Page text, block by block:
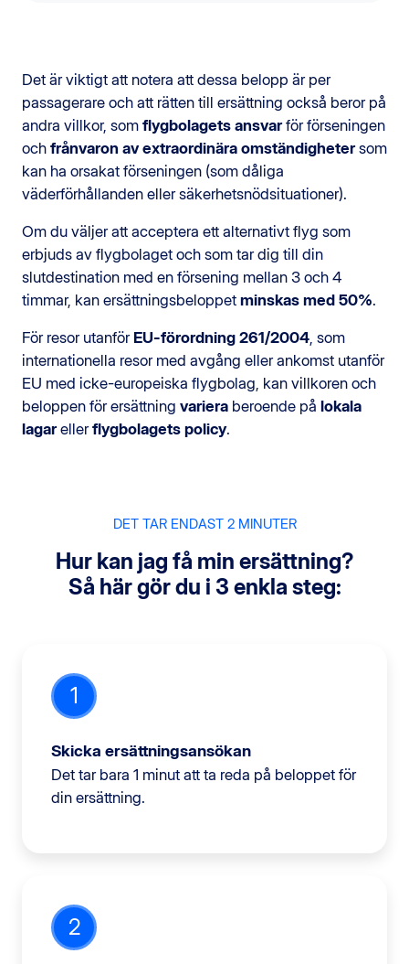
Det är viktigt att notera att dessa belopp är per
passagerare och att rätten till ersättning också beror på
andra villkor, som flygbolagets ansvarför förseningen
och frånvaron av extraordinära omständighetersom
kan ha orsakat förseningen (som dåliga
väderförhållanden eller säkerhetsnödsituationer).
Om du väljer att acceptera ett alternativt flyg som
erbjuds av flygbolaget och som tar dig till din
slutdestination med en försening mellan 3 och 4
timmar, kan ersättningsbeloppet minskas med 50%.
För resor utanför EU-förordning 261/2004 , som
internationella resor med avgång eller ankomst utanför
EU med icke-europeiska flygbolag, kan villkoren och
beloppen för ersättning variera beroende på lokala
lagarellerflygbolagets policy.
DET TAR ENDAST 2 MINUTER
Hur kan jag få min ersättning?
Så här gör du i 3 enkla steg:
1
Skicka ersättningsansökan
Det tar bara 1 minut att ta reda på beloppet för
din ersättning.
2